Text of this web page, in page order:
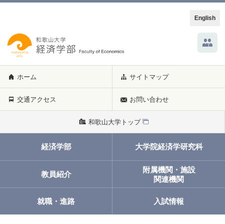
English
ホーム サイトマップ
交通アクセス お問い合わせ
和歌山大学トップ
経済学部 大学院経済学研究科
教員紹介
附属機関・施設
関連機関
就職・進路 入試情報